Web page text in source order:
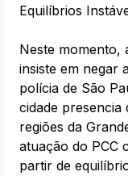
Equilíbrios
Neste momento,
insiste em negar
polícia de São
cidade presencia
regiões da
atuação do PCC
partir de